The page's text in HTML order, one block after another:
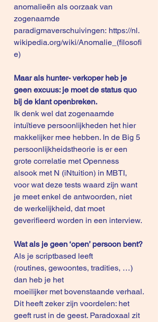
anomalieën als oorzaak van
zogenaamde
paradigmaverschuivingen: https://nl.
wikipedia.org/wiki/Anomalie_(filosofi
e)
Maar als hunter- verkoper heb je
geen excuus: je moet de status quo
bij de klant openbreken.
Ik denk wel dat zogenaamde
intuïtieve persoonlijkheden het hier
makkelijker mee hebben. In de Big 5
persoonlijkheidstheorie is er een
grote correlatie met Openness
alsook met N (iNtuition) in MBTI,
voor wat deze tests waard zijn want
je meet enkel de antwoorden, niet
de werkelijkheid, dat moet
geverifieerd worden in een interview.
Wat als je geen ‘open’ persoon bent?
Als je scriptbased leeft
(routines, gewoontes, tradities, …)
dan heb je het
moeilijker met bovenstaande verhaal.
Dit heeft zeker zijn voordelen: het
geeft rust in de geest. Paradoxaal zit